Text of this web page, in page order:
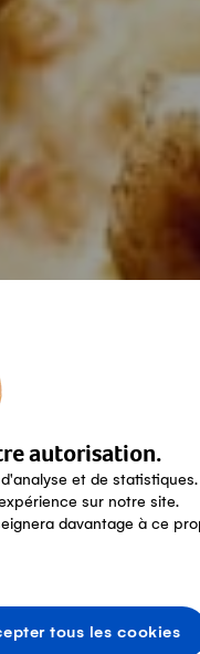
autorisation.
et de statistiques.
sur notre site.
davantage à ce
tous les cookies